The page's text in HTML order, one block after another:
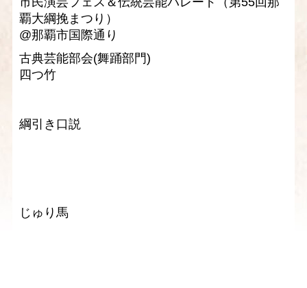
覇大綱挽まつり）
@那覇市国際通り
古典芸能部会(舞踊部門)
四つ竹
綱引き口説
じゅり馬